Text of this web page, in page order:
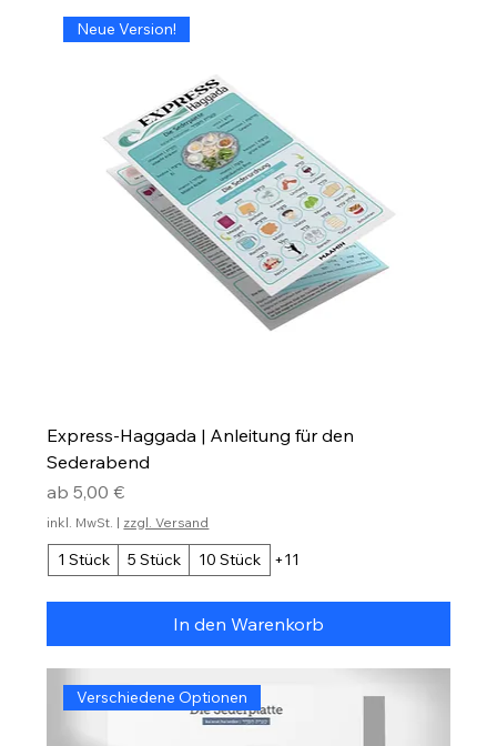
Neue Version!
Express-Haggada | Anleitung für den
Sederabend
ab5,00 €
Sale-Preis
inkl. MwSt. | zzgl. Versand
1 Stück 5 Stück 10 Stück +11
In den Warenkorb
Verschiedene Optionen